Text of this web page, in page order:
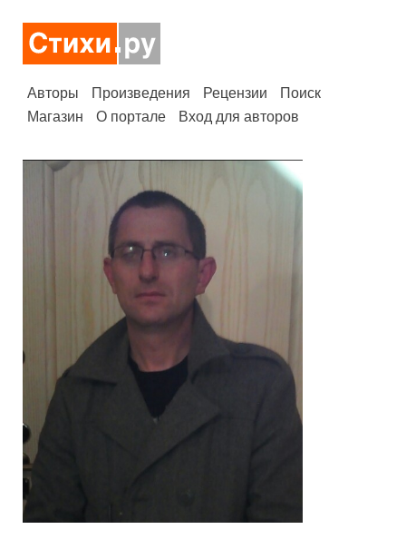
Авторы Произведения Рецензии
Поиск
Магазин
О портале Вход для авторов